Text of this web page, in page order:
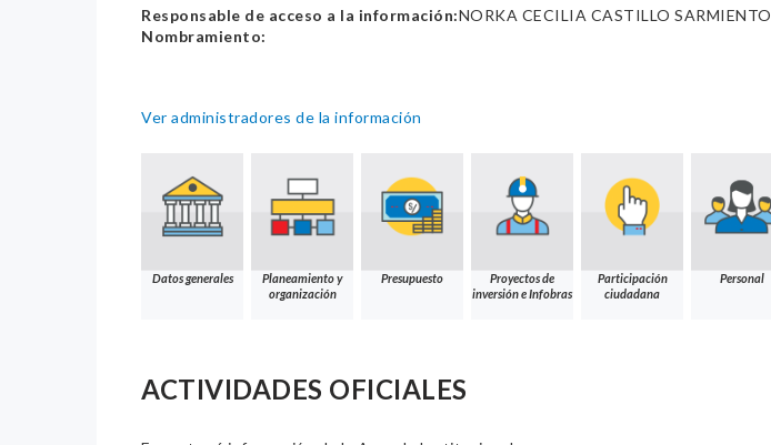
Responsable de acceso a la información:NORKA CECILIA CASTILLO SARMIENTO
Nombramiento:
Ver administradores de la información
Datos generales
Planeamiento y
organización
Presupuesto
Proyectos de
inversión e Infobras
Participación
ciudadana
Personal
ACTIVIDADES OFICIALES